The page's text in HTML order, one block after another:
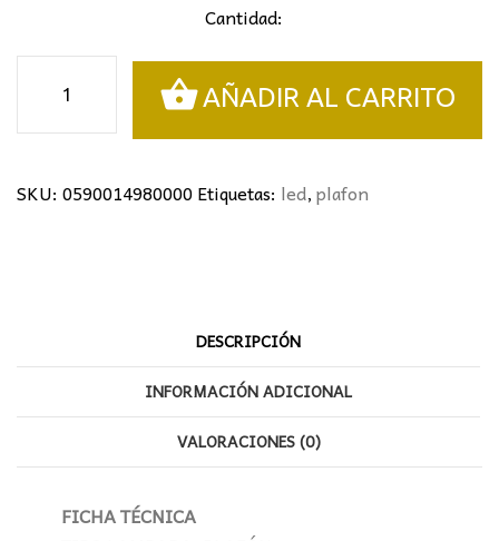
Cantidad:
Ø50CM
cantidad
AÑADIR AL CARRITO
SKU: 0590014980000Etiquetas: led,plafon
DESCRIPCIÓN
INFORMACIÓN ADICIONAL
VALORACIONES (0)
FICHA TÉCNICA